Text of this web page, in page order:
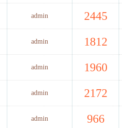
admin 2445
admin 1812
admin 1960
admin 2172
admin 966